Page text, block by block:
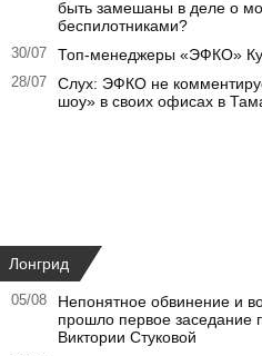
быть замешаны в деле о
беспилотниками?
30/07 Топ-менеджеры «ЭФКО»
28/07
Слух: ЭФКО не
шоу» в своих офисах в
Лонгрид
05/08
Непонятное обвинение и
прошло первое заседание
Виктории Стуковой